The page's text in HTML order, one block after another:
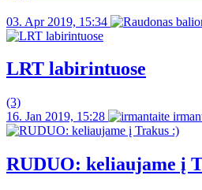
03. Apr 2019, 15:34
LRT labirintuose
(3)
16. Jan 2019, 15:28
RUDUO: keliaujame į